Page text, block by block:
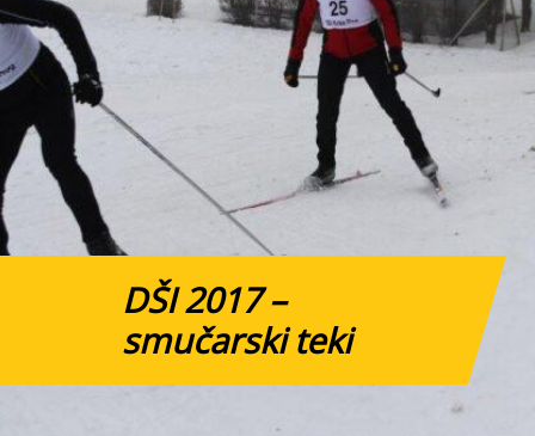
DŠI 2017 –
smučarski teki